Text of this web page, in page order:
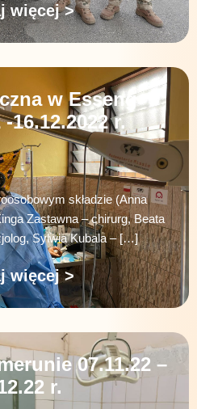
więcej >
w Esseng
-16.12.2022 r.
składzie (Anna
Zastawna – chirurg, Beata
Sylwia Kubala – […]
więcej >
07.11.22 –
r.